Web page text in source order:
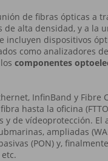
de fibras ópticas a
alta densidad, y a la
incluyen dispositivos
como analizadores
componentes
InfinBand y Fibre
hasta la oficina
y de vídeoprotección.
ampliadas
(PON) y,